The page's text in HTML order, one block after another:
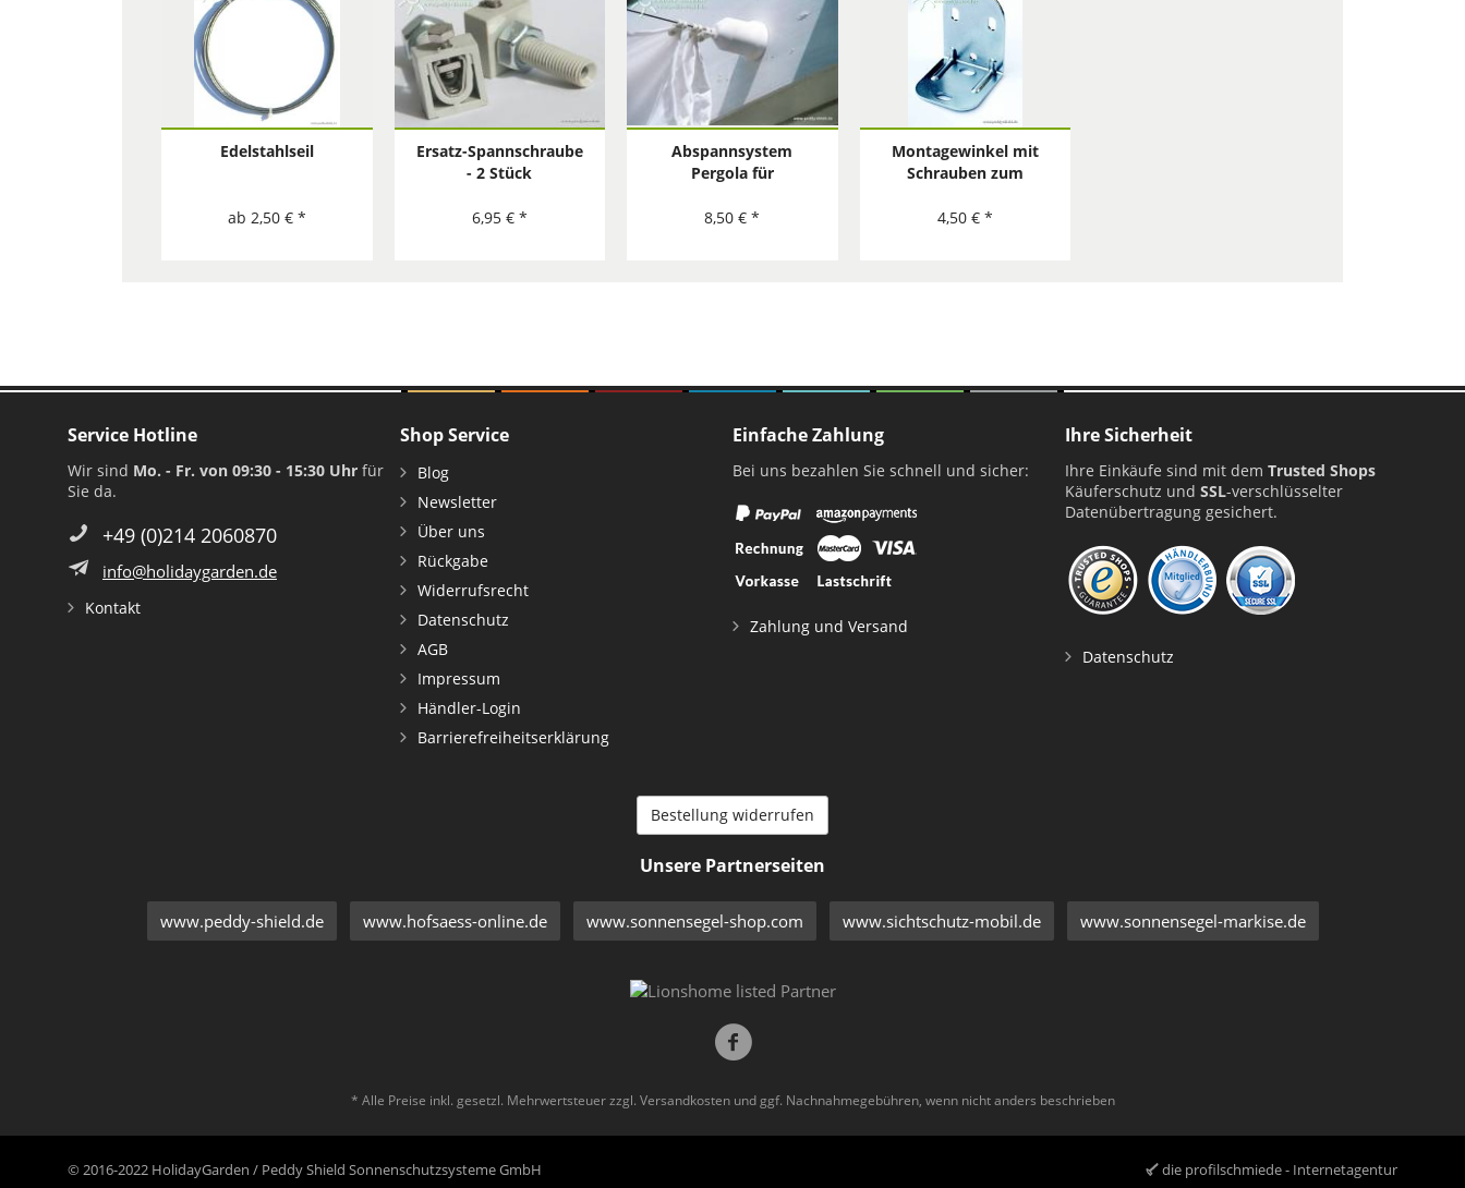
Edelstahlseil
ab 2,50 € *
Ersatz-Spannschraube
- 2 Stück
6,95 € *
Abspannsystem
Pergola für
Seilspanntechnik - 1
8,50 € *
Montagewinkel mit
Schrauben zum
Pergola - 1Stück
4,50 € *
Service Hotline
Wir sind Mo. - Fr. von 09:30 - 15:30 Uhr für
Sie da.
+49 (0)214 2060870
info@holidaygarden.de
Kontakt
Shop Service
Blog
Newsletter
Über uns
Rückgabe
Widerrufsrecht
Datenschutz
AGB
Impressum
Händler-Login
Barrierefreiheitserklärung
Einfache Zahlung
Bei uns bezahlen Sie schnell und sicher:
Zahlung und Versand
Ihre Sicherheit
Ihre Einkäufe sind mit dem Trusted Shops
Käuferschutz und SSL-verschlüsselter
Datenübertragung gesichert.
Datenschutz
Bestellung widerrufen
Unsere Partnerseiten
www.peddy-shield.de www.hofsaess-online.de www.sonnensegel-shop.com www.sichtschutz-mobil.de www.sonnensegel-markise.de
* Alle Preise inkl. gesetzl. Mehrwertsteuer zzgl. Versandkostenund ggf. Nachnahmegebühren, wenn nicht anders beschrieben
© 2016-2022 HolidayGarden / Peddy Shield Sonnenschutzsysteme GmbH die profilschmiede - Internetagentur